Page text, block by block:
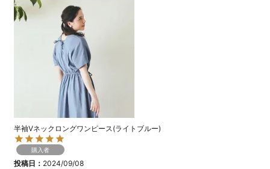
半袖Vネックロングワンピース(ライトブルー)
購入者
投稿日 2024/09/08